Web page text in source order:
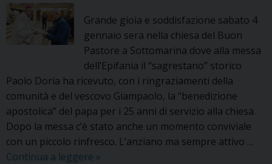
G
G
I
O
D
I
O
C
E
S
Grande gioia e soddisfazione sabato 4
gennaio sera nella chiesa del Buon
Pastore a Sottomarina dove alla messa
dell’Epifania il “sagrestano” storico
Paolo Doria ha ricevuto, con i ringraziamenti della
comunità e del vescovo Giampaolo, la “benedizione
apostolica” del papa per i 25 anni di servizio alla chiesa.
Dopo la messa c’è stato anche un momento conviviale
con un piccolo rinfresco. L’anziano ma sempre attivo …
Continua a leggere P
»